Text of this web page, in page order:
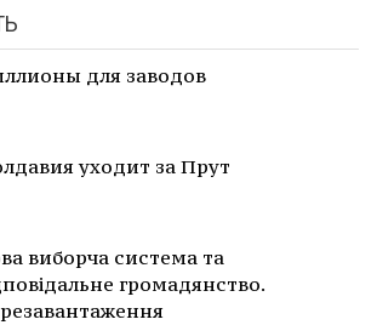
для заводов
уходит за Прут
виборча система та
громадянство.